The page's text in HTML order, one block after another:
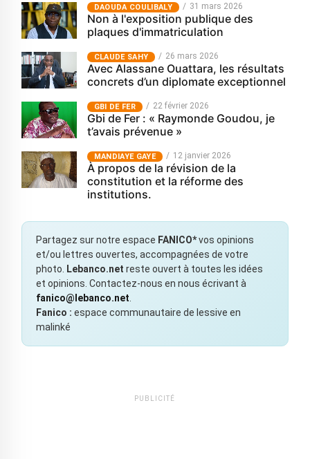
‎DAOUDA COULIBALY 31 mars 2026
Non à l'exposition publique des
plaques d'immatriculation
CLAUDE SAHY 26 mars 2026
Avec Alassane Ouattara, les résultats
concrets d’un diplomate exceptionnel
GBI DE FER 22 février 2026
Gbi de Fer : « Raymonde Goudou, je
t’avais prévenue »
MANDIAYE GAYE 12 janvier 2026
À propos de la révision de la
constitution et la réforme des
institutions.
Partagez sur notre espace FANICO*vos opinions
et/ou lettres ouvertes, accompagnées de votre
photo.
Lebanco.net reste ouvert à toutes les idées
et opinions. Contactez-nous en nous écrivant à
fanico@lebanco.net
Fanico : espace communautaire de lessive en
malinké
PUBLICITÉ